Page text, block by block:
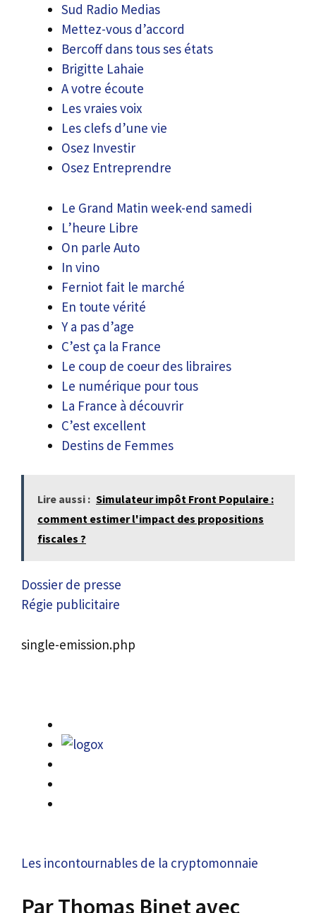
Sud Radio Medias
Mettez-vous d’accord
Bercoff dans tous ses états
Brigitte Lahaie
A votre écoute
Les vraies voix
Les clefs d’une vie
Osez Investir
Osez Entreprendre
Le Grand Matin week-end samedi
L’heure Libre
On parle Auto
In vino
Ferniot fait le marché
En toute vérité
Y a pas d’age
C’est ça la France
Le coup de coeur des libraires
Le numérique pour tous
La France à découvrir
C’est excellent
Destins de Femmes
Lire aussi : Simulateur impôt Front Populaire :
comment estimer l'impact des propositions
fiscales ?
Dossier de presse
Régie publicitaire
single-emission.php
Les incontournables de la cryptomonnaie
Par Thomas Binet avec